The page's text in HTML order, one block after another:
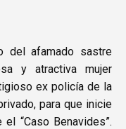
del afamado sastre
y atractiva mujer
ex policía de la
para que inicie
“Caso Benavides”.